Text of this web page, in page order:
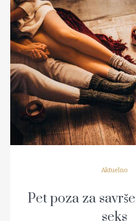
READ MORE
Aktuelno
Pet poza za
seks